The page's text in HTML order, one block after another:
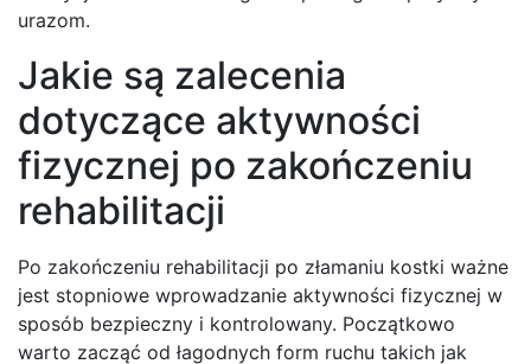
urazom.
Jakie są zalecenia
dotyczące aktywności
fizycznej po zakończeniu
rehabilitacji
Po zakończeniu rehabilitacji po złamaniu kostki ważne
jest stopniowe wprowadzanie aktywności fizycznej w
sposób bezpieczny i kontrolowany. Początkowo
warto zacząć od łagodnych form ruchu takich jak